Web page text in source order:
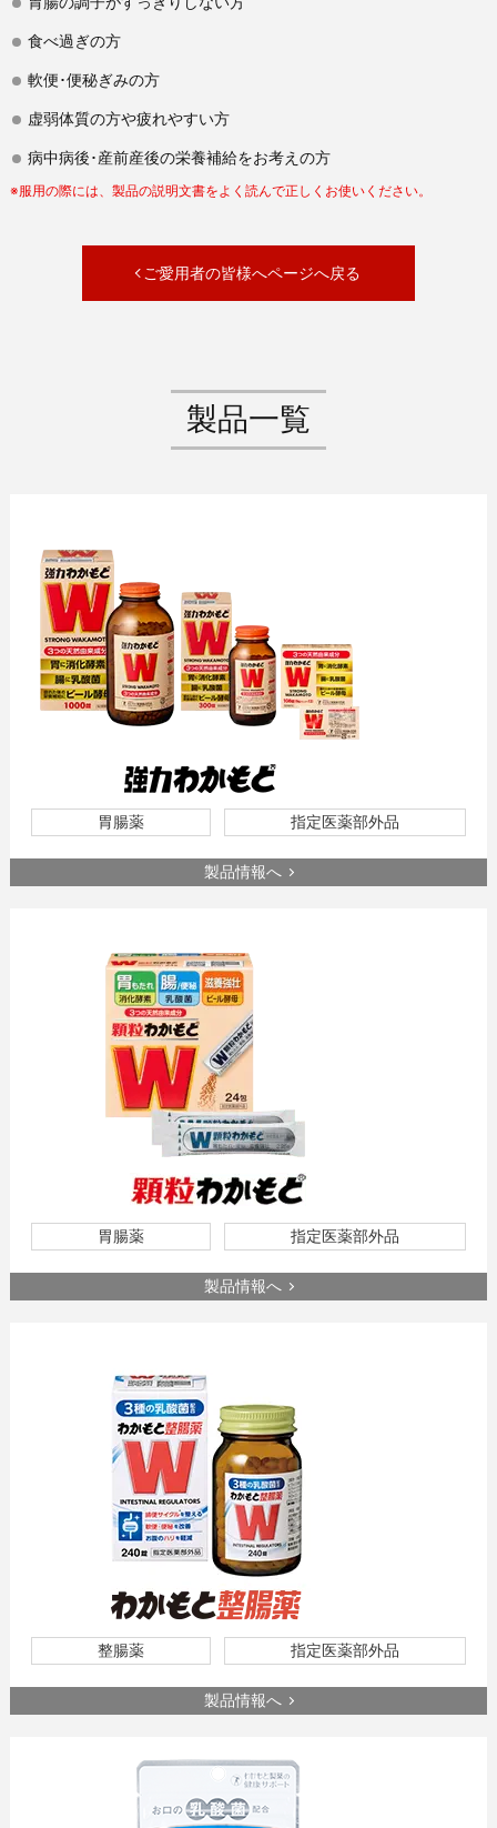
食べ過ぎの方
軟便･便秘ぎみの方
虚弱体質の方や疲れやすい方
病中病後･産前産後の栄養補給をお考えの方
※服用の際には、製品の説明文書をよく読んで正しくお使いください。
ご愛用者の皆様へページへ戻る
製品一覧
胃腸薬 指定医薬部外品
製品情報へ
胃腸薬 指定医薬部外品
製品情報へ
整腸薬 指定医薬部外品
製品情報へ